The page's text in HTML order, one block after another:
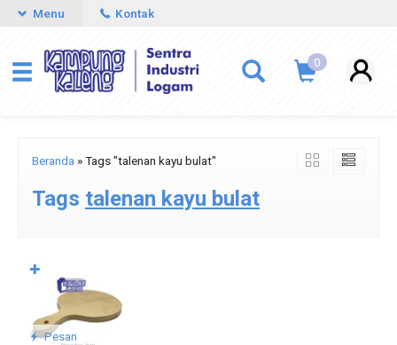
Menu Kontak
0
Beranda »Tags "talenan kayu bulat"
Tags talenan kayu bulat
Pesan
✚